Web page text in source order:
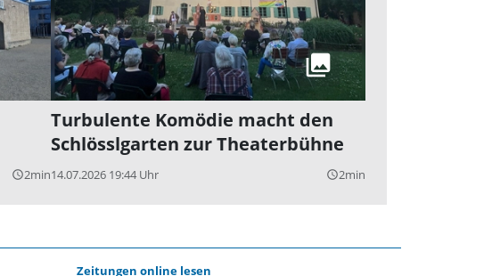
query_builder2min
Turbulente Komödie macht den
Schlösslgarten zur Theaterbühne
14.07.2026 19:44 Uhr query_builder2min
Zeitungen online lesen